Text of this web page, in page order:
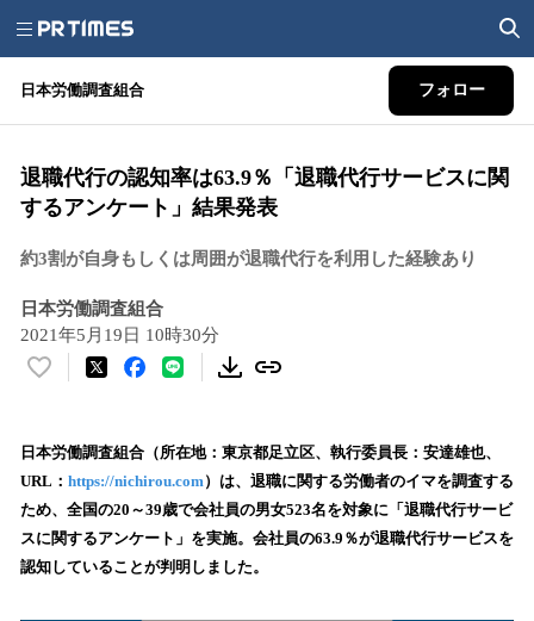
日本労働調査組合 フォロー
退職代行の認知率は63.9％「退職代行サービスに関
するアンケート」結果発表
約3割が自身もしくは周囲が退職代行を利用した経験あり
日本労働調査組合
2021年5月19日 10時30分
い
！
数
を
読
込
日本労働調査組合（所在地：東京都足立区、執行委員長：安達雄也、
URL： https://nichirou.com）は、退職に関する労働者のイマを調査する
ため、全国の20～39歳で会社員の男女523名を対象に「退職代行サービ
スに関するアンケート」を実施。会社員の63.9％が退職代行サービスを
認知していることが判明しました。